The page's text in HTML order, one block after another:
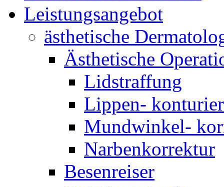
Leistungsangebot
ästhetische
Ästhetische
Lidstraffung
Lippen-
Mundwinkel-
Narbenkorrektur
Besenreiser